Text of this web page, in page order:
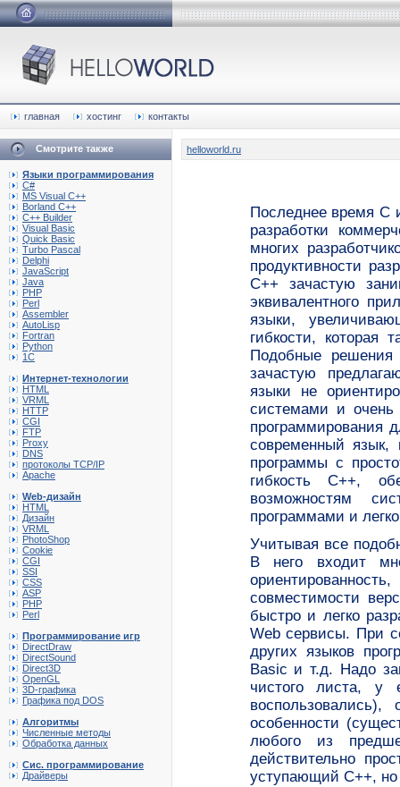
главная хостинг контакты
Смотрите также
Языки программирования
C#
MS Visual C++
Borland C++
C++ Builder
Visual Basic
Quick Basic
Turbo Pascal
Delphi
JavaScript
Java
PHP
Perl
Assembler
AutoLisp
Fortran
Python
1C
Интернет-технологии
HTML
VRML
HTTP
CGI
FTP
Proxy
DNS
протоколы TCP/IP
Apache
Web-дизайн
HTML
Дизайн
VRML
PhotoShop
Cookie
CGI
SSI
CSS
ASP
PHP
Perl
Программирование игр
DirectDraw
DirectSound
Direct3D
OpenGL
3D-графика
Графика под DOS
Алгоритмы
Численные методы
Обработка данных
Сис. программирование
Драйверы
helloworld.ru
Последнее время С
разработки
многих
продуктивности
С++ зачастую
эквивалентного
языки,
гибкости, которая
Подобные
зачастую
языки не
системами и очень
программирования
современный язык,
программы с
гибкость C++,
возможностям
программами и
Учитывая все
В него входит
совместимости
быстро и легко
Web сервисы. При
других языков
Basic и т.д. Надо
чистого листа, у
особенности
любого из
действительно
уступающий С++, но